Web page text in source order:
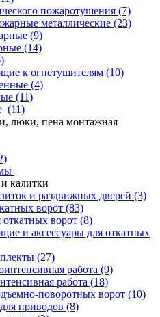
пожаротушения (7)
металлические (23)
(9)
(14)
к огнетушителям (10)
(4)
(11)
(11)
люки, пена монтажная
калитки
и раздвижных дверей (3)
ворот (83)
ворот (8)
и аксессуары для откатных
(27)
работа (9)
работа (18)
поворотных ворот (10)
приводов (8)